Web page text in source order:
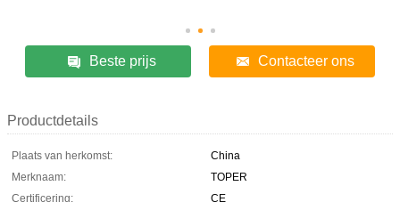
Beste prijs Contacteer ons
Productdetails
Plaats van herkomst:
China
Merknaam:
TOPER
Certificering:
CE